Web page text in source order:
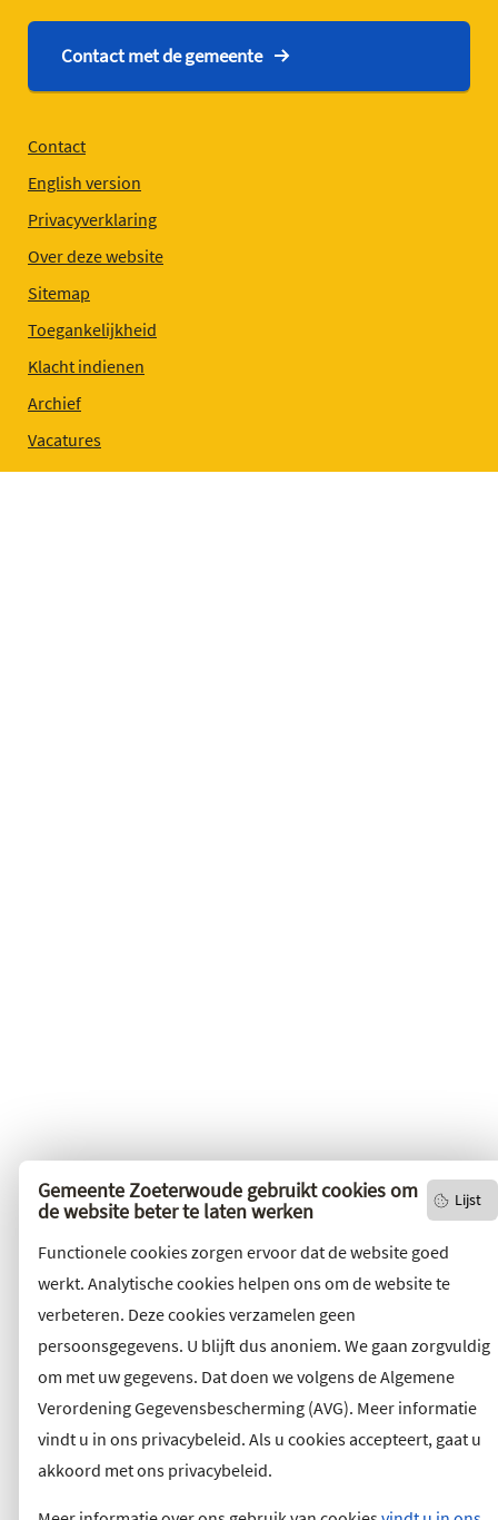
Lijst
Gemeente Zoeterwoude gebruikt cookies om
de website beter te laten werken
Functionele cookies zorgen ervoor dat de website goed
werkt. Analytische cookies helpen ons om de website te
verbeteren. Deze cookies verzamelen geen
persoonsgegevens. U blijft dus anoniem. We gaan zorgvuldig
om met uw gegevens. Dat doen we volgens de Algemene
Verordening Gegevensbescherming (AVG). Meer informatie
vindt u in ons privacybeleid. Als u cookies accepteert, gaat u
akkoord met ons privacybeleid.
Contact met de gemeente
Contact
English version
Privacyverklaring
Over deze website
Sitemap
Toegankelijkheid
Klacht indienen
Archief
Vacatures